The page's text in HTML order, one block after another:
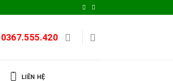
0367.555.420
LIÊN HỆ